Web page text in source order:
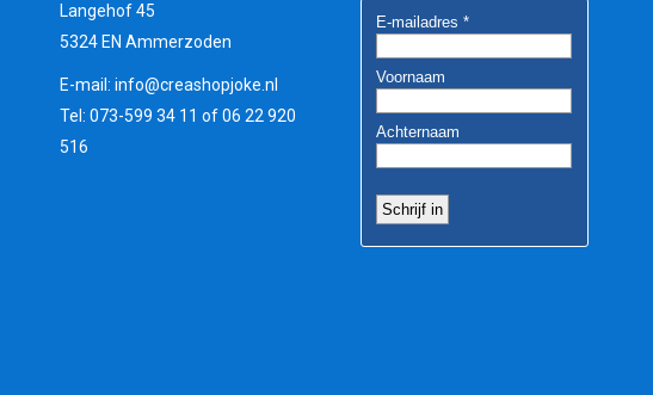
Langehof 45
5324 EN Ammerzoden
E-mail: info@creashopjoke.nl
Tel: 073-599 34 11 of 06 22 920
516